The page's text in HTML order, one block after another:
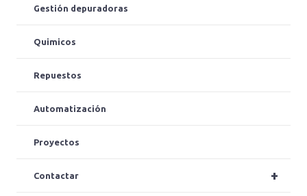
Gestión depuradoras
Quimicos
Repuestos
Automatización
Proyectos
+
Contactar